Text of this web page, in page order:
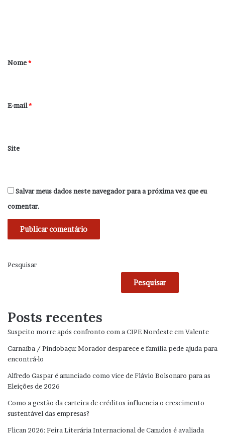
r
*
Nome*
E-mail*
Site
Salvar meus dados neste navegador para a próxima vez que eu
comentar.
Pesquisar
Pesquisar
Posts recentes
Suspeito morre após confronto com a CIPE Nordeste em Valente
Carnaíba / Pindobaçu: Morador desparece e família pede ajuda para
encontrá-lo
Alfredo Gaspar é anunciado como vice de Flávio Bolsonaro para as
Eleições de 2026
Como a gestão da carteira de créditos influencia o crescimento
sustentável das empresas?
Flican 2026: Feira Literária Internacional de Canudos é avaliada